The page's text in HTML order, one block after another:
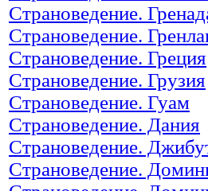
Страноведение.
Страноведение.
Страноведение. Греция
Страноведение. Грузия
Страноведение. Гуам
Страноведение. Дания
Страноведение.
Страноведение.